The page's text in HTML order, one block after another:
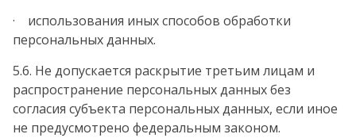
· использования иных способов обработки
персональных данных.
5.6. Не допускается раскрытие третьим лицам и
распространение персональных данных без
согласия субъекта персональных данных, если иное
не предусмотрено федеральным законом.